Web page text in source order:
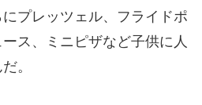
プレッツェル、フライドポ
ス、ミニピザなど子供に人
。